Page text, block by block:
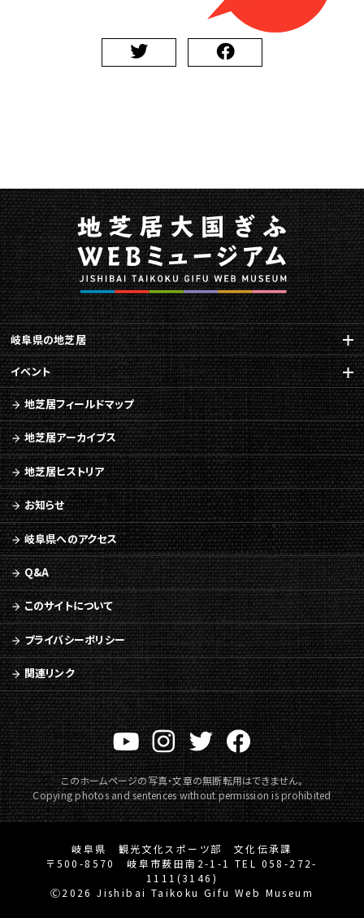
岐阜県の地芝居
イベント
地芝居フィールドマップ
地芝居アーカイブス
地芝居ヒストリア
お知らせ
岐阜県へのアクセス
Q&A
このサイトについて
プライバシーポリシー
関連リンク
このホームページの写真・文章の無断転用はできません。
Copying photos and sentences without permission is prohibited
岐阜県 観光文化スポーツ部 文化伝承課
〒500-8570 岐阜市薮田南2-1-1 TEL 058-272-
1111(3146)
Ⓒ2026 Jishibai Taikoku Gifu Web Museum